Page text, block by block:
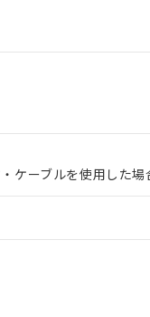
ケーブルを使用した場
非含有を証明するも
のことがない限り、